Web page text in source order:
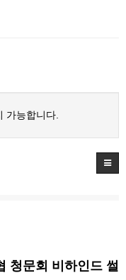
가능합니다.
청문회 비하인드 썰